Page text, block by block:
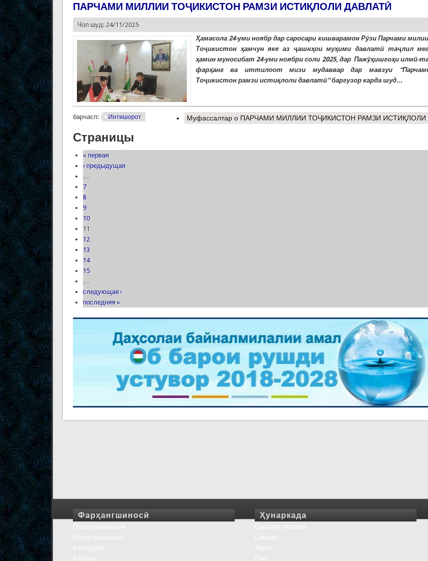
ПАРЧАМИ МИЛЛИИ ТОҶИКИСТОН РАМЗИ ИСТИҚЛОЛИ ДАВЛАТӢ
Чоп шуд: 24/11/2025
Ҳамасола 24-уми ноябр дар саросари кишварамон Рӯзи Парчами
Тоҷикистон ҳамчун яке аз ҷашнҳои муҳими давлатӣ таҷлил
ҳамин муносибат 24-уми ноябри соли 2025, дар Пажӯҳишгоҳи илмӣ-
фарҳанг ва иттилоот мизи мудаввар дар мавзуи
Тоҷикистон рамзи истиқлоли давлатӣ” баргузор карда шуд...
барчасп: Интишорот Муфассалтар о ПАРЧАМИ МИЛЛИИ ТОҶИКИСТОН РАМЗИ ИСТИҚЛОЛИ
Страницы
« первая
‹ предыдущая
…
7
8
9
10
11
12
13
14
15
…
следующая ›
последняя »
Фарҳангшиносӣ Ҳунаркада